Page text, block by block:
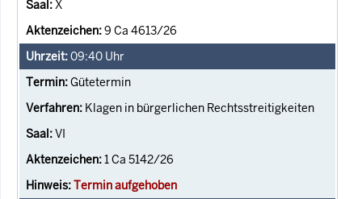
X
9 Ca 4613/26
09:40 Uhr
Gütetermin
Klagen in bürgerlichen Rechtsstreitigkeiten
VI
1 Ca 5142/26
Termin aufgehoben